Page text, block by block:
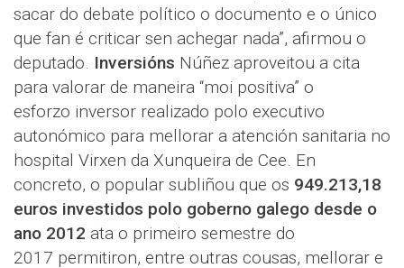
sacar do debate político o documento e o único
que fan é criticar sen achegar nada”, afirmou o
deputado. Inversións Núñez aproveitou a cita
para valorar de maneira “moi positiva” o
esforzo inversor realizado polo executivo
autonómico para mellorar a atención sanitaria no
hospital Virxen da Xunqueira de Cee. En
concreto, o popular subliñou que os 949.213,18
euros investidos polo goberno galego desde o
ano 2012 ata o primeiro semestre do
2017 permitiron, entre outras cousas, mellorar e